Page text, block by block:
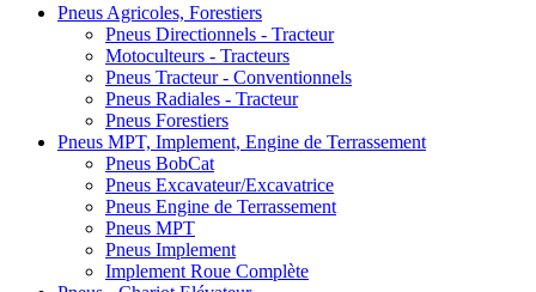
Pneus Agricoles, Forestiers
Pneus Directionnels - Tracteur
Motoculteurs - Tracteurs
Pneus Tracteur - Conventionnels
Pneus Radiales - Tracteur
Pneus Forestiers
Pneus MPT, Implement, Engine de Terrassement
Pneus BobCat
Pneus Excavateur/Excavatrice
Pneus Engine de Terrassement
Pneus MPT
Pneus Implement
Implement Roue Complète